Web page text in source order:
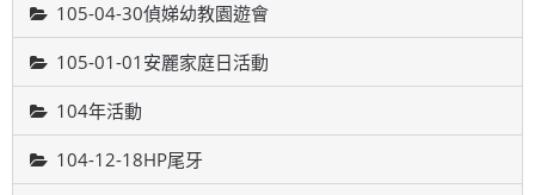
105-04-30偵娣幼教園遊會
105-01-01安麗家庭日活動
104年活動
104-12-18HP尾牙